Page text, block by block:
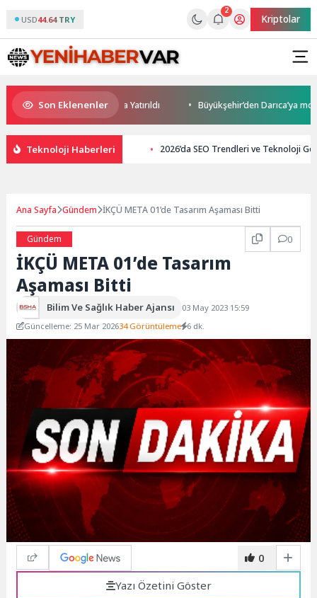
USD44.64 TRY
2
Kriptolar
Son Eklenenler
Potansiyeli Masaya Yatırıldı Büyükşehir’den Darıca’ya modern
Teknoloji Haberleri 2026’da SEO Trendleri ve Teknoloji
Ana Sayfa Gündem İKÇÜ META 01’de Tasarım Aşaması Bitti
Gündem 0
İKÇÜ META 01’de Tasarım
Aşaması Bitti
Bilim Ve Sağlık Haber Ajansı
03 May 2023 15:59
Güncelleme: 25 Mar 202634 Görüntüleme 6 dk.
0
Yazı Özetini Göster